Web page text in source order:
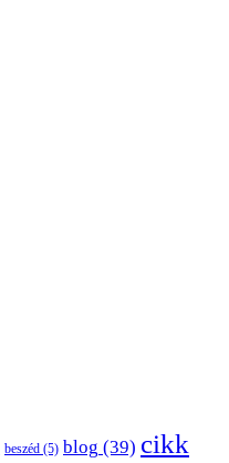
beszéd (5) blog (39) cikk